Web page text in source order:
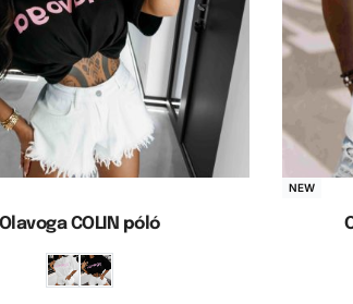
Olavoga COLIN póló
NEW